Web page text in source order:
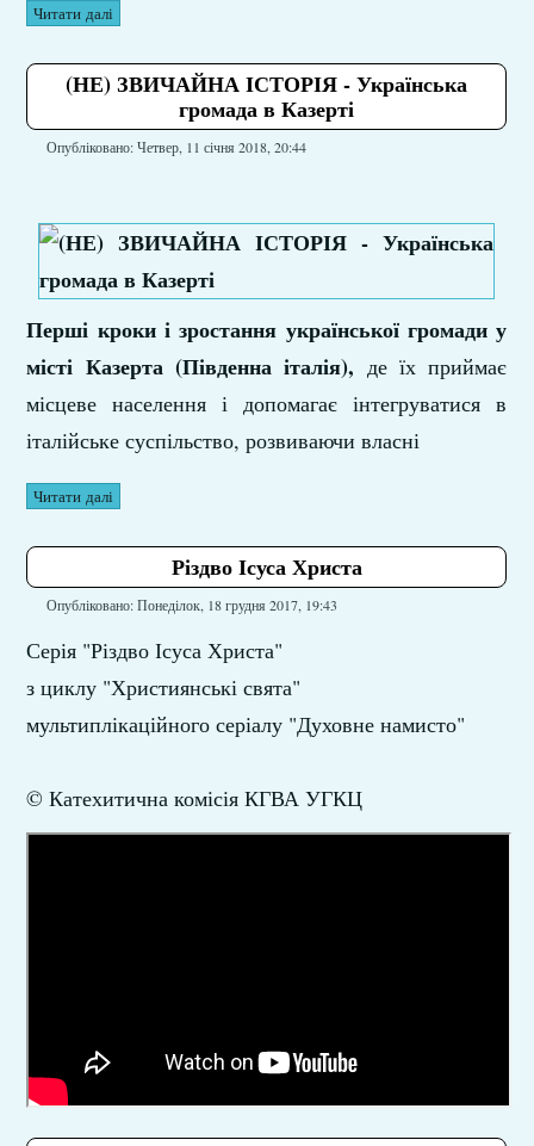
Читати далі
(НЕ) ЗВИЧАЙНА ІСТОРІЯ - Українська
громада в Казерті
Опубліковано: Четвер, 11 січня 2018, 20:44
Перші кроки і зростання української громади у
місті Казерта (Південна італія), де їх приймає
місцеве населення і допомагає інтегруватися в
італійське суспільство, розвиваючи власні
Читати далі
Різдво Ісуса Христа
Опубліковано: Понеділок, 18 грудня 2017, 19:43
Серія "Різдво Ісуса Христа"
з циклу "Християнські свята"
мультиплікаційного серіалу "Духовне намисто"
© Катехитична комісія КГВА УГКЦ